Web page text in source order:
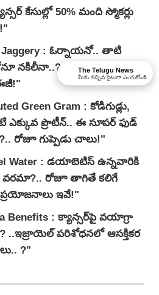
కేసుల్లో 50% మంది స్మోకర్లు
Jaggery : ఓర్నాయనో.. తాటి
నకిలీనా..? గుర్తించడం మాత్రం
Green Gram : కోడిగుడ్లు,
ఎక్కువ ప్రొటీన్.. ఈ సూపర్ ఫుడ్
రోజూ గుప్పెడు చాలు!"
Water : డయాబెటిస్ ఉన్నవారికి
వరమా?.. రోజూ తాగితే కలిగే
ఇవే!"
Benefits : క్యాన్సర్‌పై వయాగ్రా
..ఇజ్రాయెల్ పరిశోధనలో ఆసక్తికర
?"
The Telugu News
మీకు నచ్చిన సైటుగా ఎంచుకోండి